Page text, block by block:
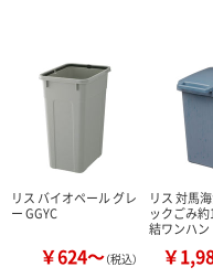
リス バイオペール グレ
ー GGYC
￥624～（税込）
リス 対馬
ックごみ
結ワンハ
￥